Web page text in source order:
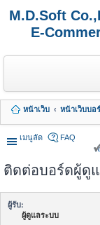
M.D.Soft
E-
หน้าเว็บ
หน้าเว็บบอ
เมนูลัด
FAQ
ติดต่อบอร์ดผู้ดู
ผู้รับ:
ผู้ดูแลระบบ